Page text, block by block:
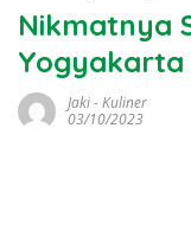
Nikmatnya
Yogyakarta
Jaki-Kuliner
03/10/2023